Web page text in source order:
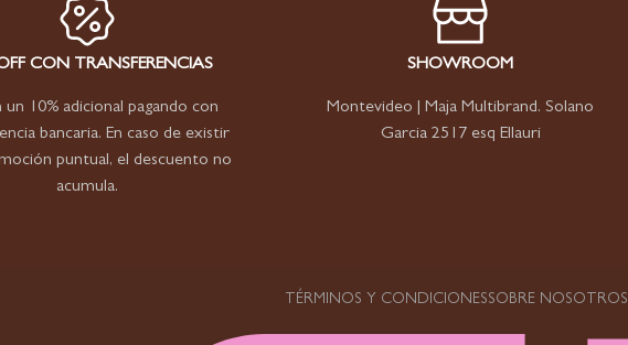
CON TRANSFERENCIAS
10% adicional pagando con
bancaria. En caso de existir
puntual, el descuento no
acumula.
SHOWROOM
Montevideo | Maja Multibrand. Solano
Garcia 2517 esq Ellauri
TÉRMINOS Y CONDICIONESSOBRE NOSOTROS